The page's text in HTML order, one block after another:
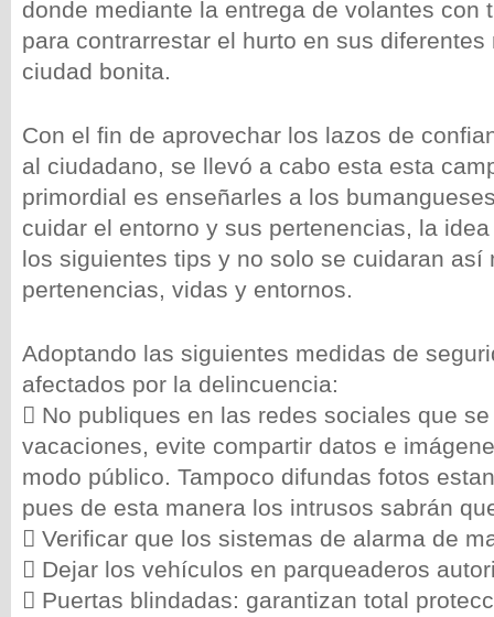
donde mediante la entrega de volantes con
para contrarrestar el hurto en sus
ciudad bonita.
Con el fin de aprovechar los lazos de
al ciudadano, se llevó a cabo esta esta
primordial es enseñarles a los
cuidar el entorno y sus pertenencias, la
los siguientes tips y no solo se cuidaran así
pertenencias, vidas y entornos.
Adoptando las siguientes medidas de
afectados por la delincuencia:
 No publiques en las redes sociales que
vacaciones, evite compartir datos e
modo público. Tampoco difundas fotos
pues de esta manera los intrusos sabrán
 Verificar que los sistemas de alarma de
 Dejar los vehículos en parqueaderos
 Puertas blindadas: garantizan total
wp-
wp-